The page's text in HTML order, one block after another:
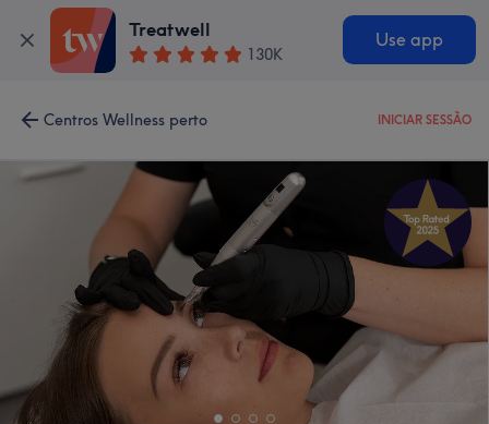
Treatwell
130K
Use app
Centros Wellness perto INICIAR SESSÃO